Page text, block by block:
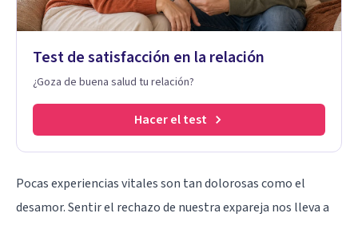
Test de satisfacción en la relación
¿Goza de buena salud tu relación?
Hacer el test
Pocas experiencias vitales son tan dolorosas como el
desamor. Sentir el rechazo de nuestra expareja nos lleva a